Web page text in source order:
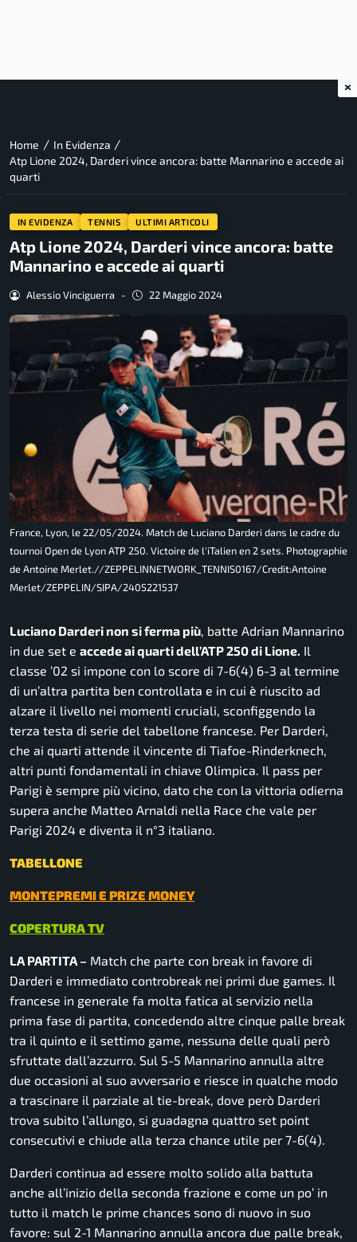
Home / In Evidenza /
Atp Lione 2024, Darderi vince ancora: batte Mannarino e accede ai
quarti
IN EVIDENZA TENNIS ULTIMI ARTICOLI
Atp Lione 2024, Darderi vince ancora: batte
Mannarino e accede ai quarti
Alessio Vinciguerra - 22 Maggio 2024
France, Lyon, le 22/05/2024. Match de Luciano Darderi dans le cadre du
tournoi Open de Lyon ATP 250. Victoire de l'iTalien en 2 sets. Photographie
de Antoine Merlet.//ZEPPELINNETWORK_TENNIS0167/Credit:Antoine
Merlet/ZEPPELIN/SIPA/2405221537
Luciano Darderi non si ferma più, batte Adrian Mannarino
in due set e accede ai quarti dell’ATP 250 di Lione. Il
classe ’02 si impone con lo score di 7-6(4) 6-3 al termine
di un’altra partita ben controllata e in cui è riuscito ad
alzare il livello nei momenti cruciali, sconfiggendo la
terza testa di serie del tabellone francese. Per Darderi,
che ai quarti attende il vincente di Tiafoe-Rinderknech,
altri punti fondamentali in chiave Olimpica. Il pass per
Parigi è sempre più vicino, dato che con la vittoria odierna
supera anche Matteo Arnaldi nella Race che vale per
Parigi 2024 e diventa il n°3 italiano.
TABELLONE
MONTEPREMI E PRIZE MONEY
COPERTURA TV
LA PARTITA – Match che parte con break in favore di
Darderi e immediato controbreak nei primi due games. Il
francese in generale fa molta fatica al servizio nella
prima fase di partita, concedendo altre cinque palle break
tra il quinto e il settimo game, nessuna delle quali però
sfruttate dall’azzurro. Sul 5-5 Mannarino annulla altre
due occasioni al suo avversario e riesce in qualche modo
a trascinare il parziale al tie-break, dove però Darderi
trova subito l’allungo, si guadagna quattro set point
consecutivi e chiude alla terza chance utile per 7-6(4).
Darderi continua ad essere molto solido alla battuta
anche all’inizio della seconda frazione e come un po’ in
tutto il match le prime chances sono di nuovo in suo
favore: sul 2-1 Mannarino annulla ancora due palle break,
×